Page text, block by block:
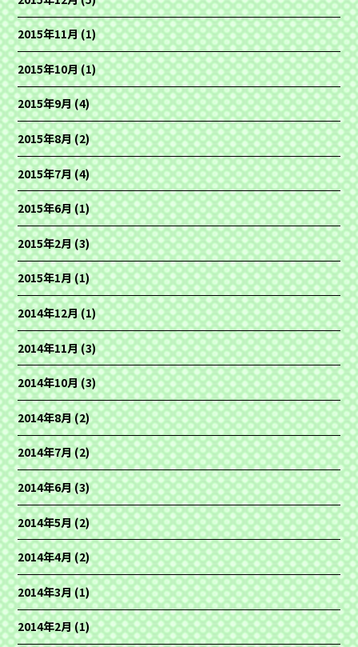
2015年11月(1)
2015年10月(1)
2015年9月(4)
2015年8月(2)
2015年7月(4)
2015年6月(1)
2015年2月(3)
2015年1月(1)
2014年12月(1)
2014年11月(3)
2014年10月(3)
2014年8月(2)
2014年7月(2)
2014年6月(3)
2014年5月(2)
2014年4月(2)
2014年3月(1)
2014年2月(1)